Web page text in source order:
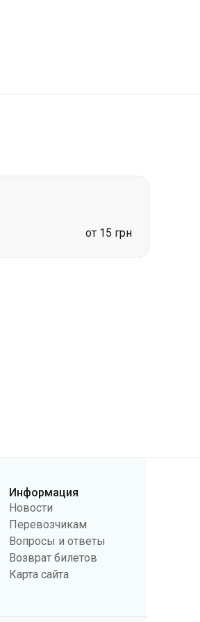
от 15 грн
Информация
Новости
Перевозчикам
Вопросы и ответы
Возврат билетов
Карта сайта